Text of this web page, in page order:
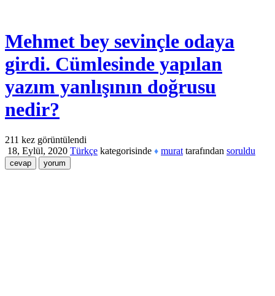
Mehmet bey sevinçle odaya
girdi. Cümlesinde yapılan
yazım yanlışının doğrusu
nedir?
211 kez görüntülendi
18, Eylül, 2020 Türkçe kategorisinde ♦ murat tarafından soruldu